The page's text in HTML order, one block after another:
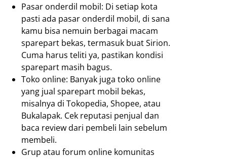
Pasar onderdil mobil: Di setiap kota
pasti ada pasar onderdil mobil, di sana
kamu bisa nemuin berbagai macam
sparepart bekas, termasuk buat Sirion.
Cuma harus teliti ya, pastikan kondisi
sparepart masih bagus.
Toko online: Banyak juga toko online
yang jual sparepart mobil bekas,
misalnya di Tokopedia, Shopee, atau
Bukalapak. Cek reputasi penjual dan
baca review dari pembeli lain sebelum
membeli.
Grup atau forum online komunitas